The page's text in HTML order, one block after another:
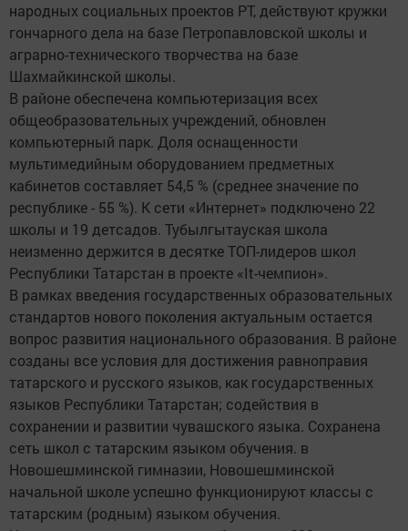
народных социальных проектов РТ, действуют кружки
гончарного дела на базе Петропавловской школы и
аграрно-технического творчества на базе
Шахмайкинской школы.
В районе обеспечена компьютеризация всех
общеобразовательных учреждений, обновлен
компьютерный парк. Доля оснащенности
мультимедийным оборудованием предметных
кабинетов составляет 54,5 % (среднее значение по
республике - 55 %). К сети «Интернет» подключено 22
школы и 19 детсадов. Тубылгытауская школа
неизменно держится в десятке ТОП-лидеров школ
Республики Татарстан в проекте «It-чемпион».
В рамках введения государственных образовательных
стандартов нового поколения актуальным остается
вопрос развития национального образования. В районе
созданы все условия для достижения равноправия
татарского и русского языков, как государственных
языков Республики Татарстан; содействия в
сохранении и развитии чувашского языка. Сохранена
сеть школ с татарским языком обучения. в
Новошешминской гимназии, Новошешминской
начальной школе успешно функционируют классы с
татарским (родным) языком обучения.